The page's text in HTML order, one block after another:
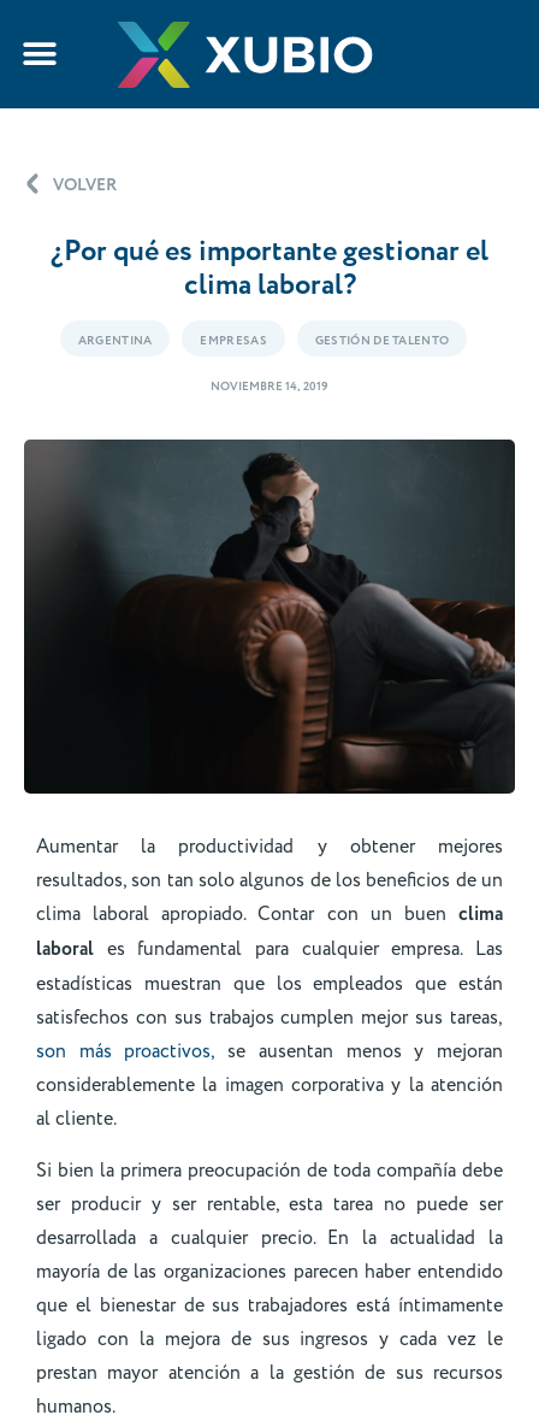
VOLVER
¿Por qué es importante gestionar el
clima laboral?
ARGENTINA EMPRESAS GESTIÓN DE TALENTO
NOVIEMBRE 14, 2019
Aumentar la productividad y obtener mejores
resultados, son tan solo algunos de los beneficios de un
clima laboral apropiado. Contar con un buen clima
laboral es fundamental para cualquier empresa. Las
estadísticas muestran que los empleados que están
satisfechos con sus trabajos cumplen mejor sus tareas,
son más proactivos, se ausentan menos y mejoran
considerablemente la imagen corporativa y la atención
al cliente.
Si bien la primera preocupación de toda compañía debe
ser producir y ser rentable, esta tarea no puede ser
desarrollada a cualquier precio. En la actualidad la
mayoría de las organizaciones parecen haber entendido
que el bienestar de sus trabajadores está íntimamente
ligado con la mejora de sus ingresos y cada vez le
prestan mayor atención a la gestión de sus recursos
humanos.